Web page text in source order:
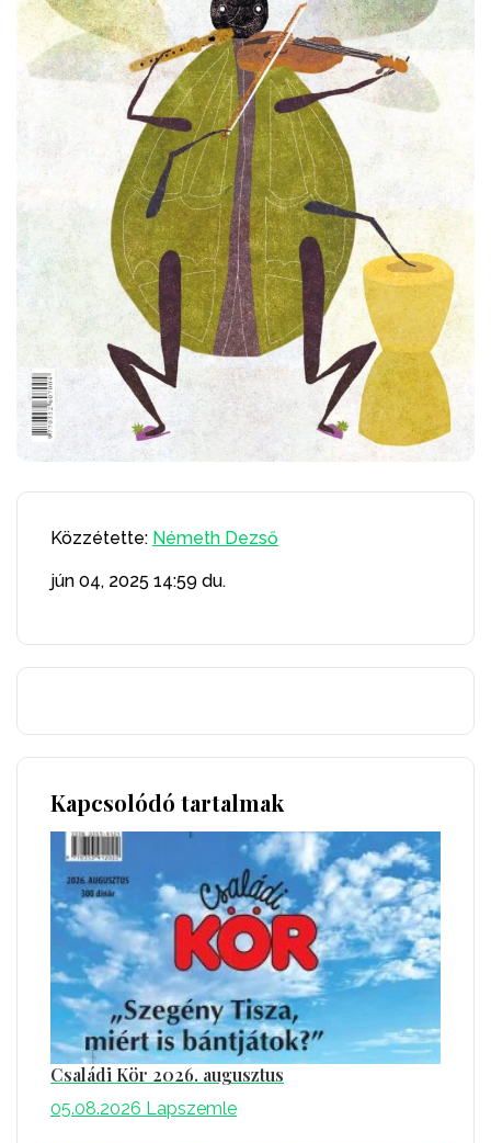
Közzétette: Németh Dezső
jún 04, 2025 14:59 du.
Kapcsolódó tartalmak
Családi Kör 2026. augusztus
05.08.2026 Lapszemle